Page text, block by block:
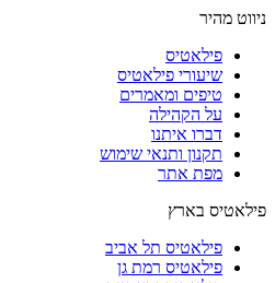
ניווט מהיר
פילאטיס
שיעורי פילאטיס
טיפים ומאמרים
על הקהילה
דברו איתנו
תקנון ותנאי שימוש
מפת אתר
פילאטיס בארץ
פילאטיס תל אביב
פילאטיס רמת גן